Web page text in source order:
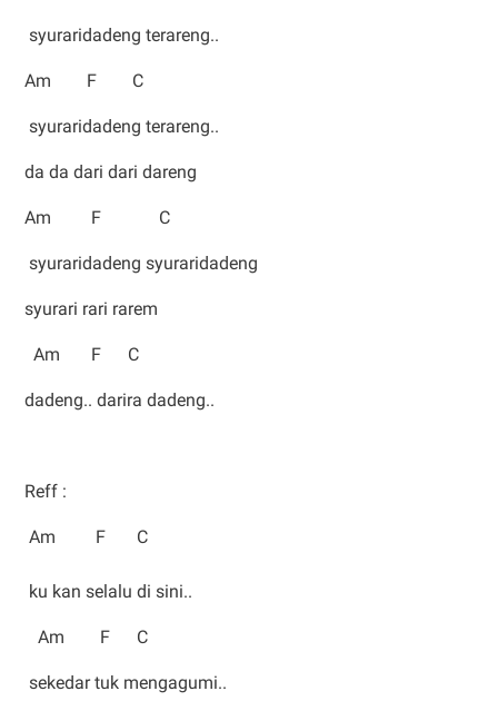
syuraridadeng terareng..
Am F C
syuraridadeng terareng..
da da dari dari dareng
Am F C
syuraridadeng syuraridadeng
syurari rari rarem
Am F C
dadeng.. darira dadeng..
Reff :
Am F C
ku kan selalu di sini..
Am F C
sekedar tuk mengagumi..